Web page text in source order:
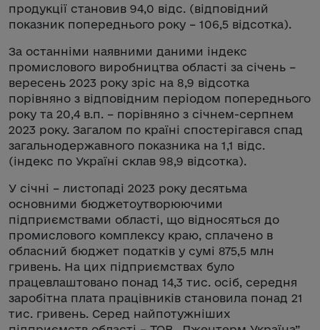
продукції становив 94,0 відс. (відповідний
показник попереднього року – 106,5 відсотка).
За останніми наявними даними індекс
промислового виробництва області за січень –
вересень 2023 року зріс на 8,9 відсотка
порівняно з відповідним періодом попереднього
року та 20,4 в.п. – порівняно з січнем-серпнем
2023 року. Загалом по країні спостерігався спад
загальнодержавного показника на 1,1 відс.
(індекс по Україні склав 98,9 відсотка).
У січні – листопаді 2023 року десятьма
основними бюджетоутворюючими
підприємствами області, що відносяться до
промислового комплексу краю, сплачено в
обласний бюджет податків у сумі 875,5 млн
гривень. На цих підприємствах було
працевлаштовано понад 14,3 тис. осіб, середня
заробітна плата працівників становила понад 21
тис. гривень. Серед найпотужніших